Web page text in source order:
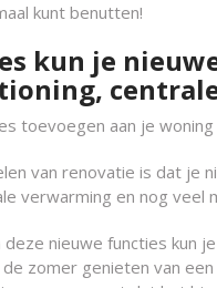
kunt benutten!
kun je
toevoegen aan je woning
van renovatie is dat je
verwarming en nog veel
nieuwe functies kun
zomer genieten van